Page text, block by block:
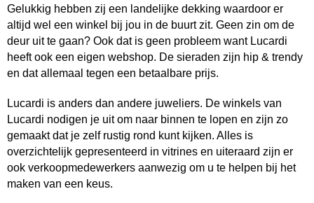
Gelukkig hebben zij een landelijke dekking waardoor er
altijd wel een winkel bij jou in de buurt zit. Geen zin om de
deur uit te gaan? Ook dat is geen probleem want Lucardi
heeft ook een eigen webshop. De sieraden zijn hip & trendy
en dat allemaal tegen een betaalbare prijs.
Lucardi is anders dan andere juweliers. De winkels van
Lucardi nodigen je uit om naar binnen te lopen en zijn zo
gemaakt dat je zelf rustig rond kunt kijken. Alles is
overzichtelijk gepresenteerd in vitrines en uiteraard zijn er
ook verkoopmedewerkers aanwezig om u te helpen bij het
maken van een keus.